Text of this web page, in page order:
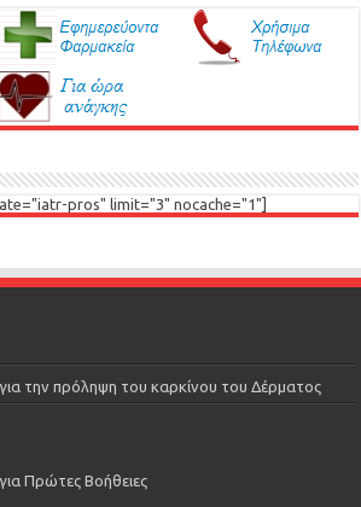
pros" limit="3" nocache="1"]
την πρόληψη του καρκίνου του Δέρματος
Πρώτες Βοήθειες